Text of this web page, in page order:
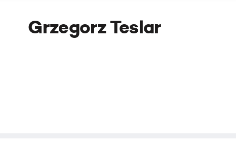
Grzegorz Teslar